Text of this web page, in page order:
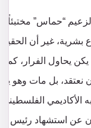
“حماس” مختبئاً
بشرية، غير أن
يحاول الفرار، كما
نعتقد، بل مات وهو
الأكاديمي الفلسطيني
عن استشهاد رئيس